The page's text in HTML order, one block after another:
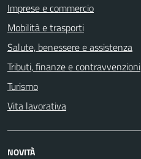
Imprese e commercio
Mobilità e trasporti
Salute, benessere e assistenza
Tributi, finanze e contravvenzioni
Turismo
Vita lavorativa
NOVITÀ